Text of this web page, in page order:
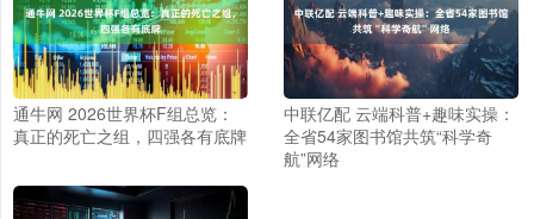
通牛网 2026世界杯F组总览：
真正的死亡之组，四强各有底牌
中联亿配 云端科普+趣味实操：
全省54家图书馆共筑“科学奇
航”网络